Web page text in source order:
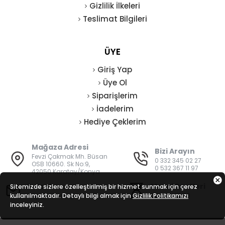
Gizlilik İlkeleri
Teslimat Bilgileri
ÜYE
Giriş Yap
Üye Ol
Siparişlerim
İadelerim
Hediye Çeklerim
Mağaza Adresi
Fevzi Çakmak Mh. Büsan
OSB 10660. Sk No:9,
42050 Karatay/Konya
Bizi Arayın
0 332 345 02 27
0 532 367 11 97
E-Posta
bilgi@vatanisguvenligi.com
Mesai Saatleri
08:00 - 19:00
Sitemizde sizlere özelleştirilmiş bir hizmet sunmak için çerez
kullanılmaktadır. Detaylı bilgi almak için Gizlilik Politikamızı
inceleyiniz.